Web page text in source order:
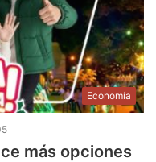
Economía
más opciones